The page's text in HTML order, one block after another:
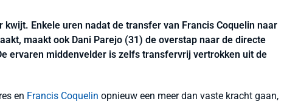
kwijt. Enkele uren nadat de transfer van Francis Coquelin naar
maakt ook Dani Parejo (31) de overstap naar de directe
ervaren middenvelder is zelfs transfervrij vertrokken uit de
en Francis Coquelin opnieuw een meer dan vaste kracht gaan,